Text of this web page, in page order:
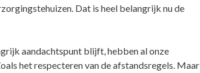
Dat is heel belangrijk nu de
aandachtspunt blijft, hebben al onze
het respecteren van de afstandsregels. Maar